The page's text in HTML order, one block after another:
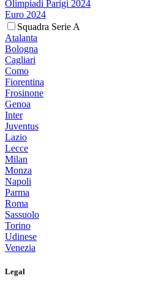
Olimpiadi Parigi 2024
Euro 2024
Squadra Serie A
Atalanta
Bologna
Cagliari
Como
Fiorentina
Frosinone
Genoa
Inter
Juventus
Lazio
Lecce
Milan
Monza
Napoli
Parma
Roma
Sassuolo
Torino
Udinese
Venezia
Legal